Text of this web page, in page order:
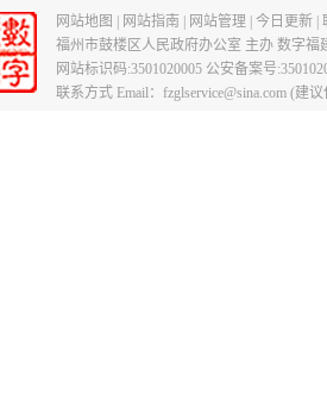
网站地图 网站指南 网站管理 今日更新
福州市鼓楼区人民政府办公室 主办 数字
网站标识码:3501020005 公安备案号
联系方式 Email：fzglservice@sina.com (建